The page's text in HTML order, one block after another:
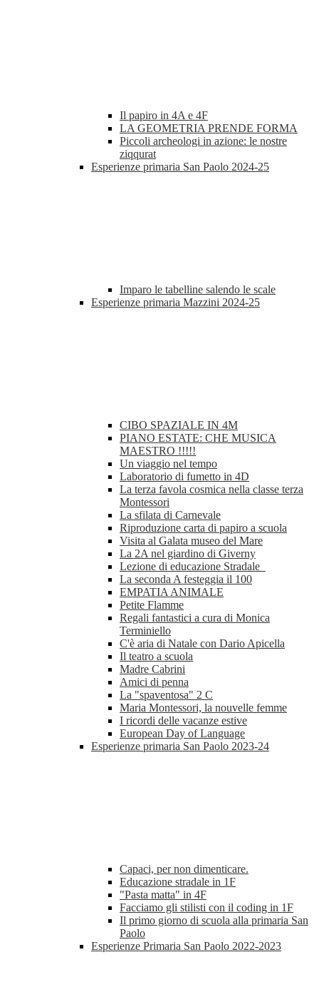
Il papiro in 4A e 4F
LA GEOMETRIA PRENDE FORMA
Piccoli archeologi in azione: le nostre
ziqqurat
Esperienze primaria San Paolo 2024-25
Imparo le tabelline salendo le scale
Esperienze primaria Mazzini 2024-25
CIBO SPAZIALE IN 4M
PIANO ESTATE: CHE MUSICA
MAESTRO !!!!!
Un viaggio nel tempo
Laboratorio di fumetto in 4D
La terza favola cosmica nella classe terza
Montessori
La sfilata di Carnevale
Riproduzione carta di papiro a scuola
Visita al Galata museo del Mare
La 2A nel giardino di Giverny
Lezione di educazione Stradale
La seconda A festeggia il 100
EMPATIA ANIMALE
Petite Flamme
Regali fantastici a cura di Monica
Terminiello
C'è aria di Natale con Dario Apicella
Il teatro a scuola
Madre Cabrini
Amici di penna
La "spaventosa" 2 C
Maria Montessori, la nouvelle femme
I ricordi delle vacanze estive
European Day of Language
Esperienze primaria San Paolo 2023-24
Capaci, per non dimenticare.
Educazione stradale in 1F
"Pasta matta" in 4F
Facciamo gli stilisti con il coding in 1F
Il primo giorno di scuola alla primaria San
Paolo
Esperienze Primaria San Paolo 2022-2023